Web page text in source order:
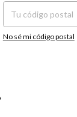
No sé mi código postal